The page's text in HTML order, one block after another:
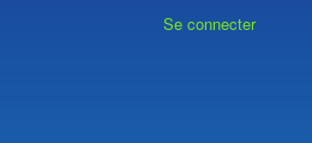
Se connecter